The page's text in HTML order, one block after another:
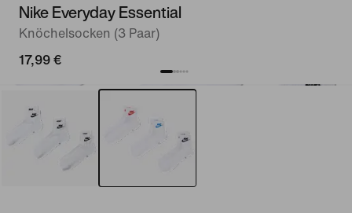
Nike Everyday Essential
Knöchelsocken (3 Paar)
17,99 €